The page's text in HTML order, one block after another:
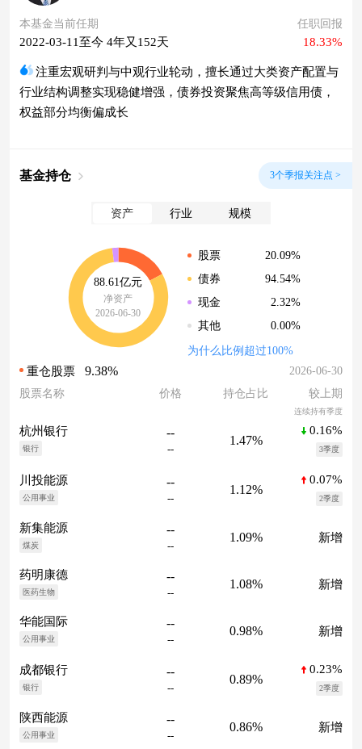
本基金当前任期
2022-03-11至今 4年又152天
任职回报
18.33%
注重宏观研判与中观行业轮动，擅长通过大类资产配置与
行业结构调整实现稳健增强，债券投资聚焦高等级信用债，
权益部分均衡偏成长
基金持仓 3个季报关注点 >
资产 行业 规模
88.61亿元
净资产
2026-06-30
股票
20.09%
债券
94.54%
现金
2.32%
其他
0.00%
为什么比例超过100%
重仓股票 9.38%
2026-06-30
股票名称
价格 持仓占比 较上期
连续持有季度
杭州银行
银行
--
--
1.47%
0.16%
3季度
川投能源
公用事业
--
--
1.12%
0.07%
2季度
新集能源
煤炭
--
--
1.09% 新增
药明康德
医药生物
--
--
1.08% 新增
华能国际
公用事业
--
--
0.98% 新增
成都银行
银行
--
--
0.89%
0.23%
2季度
陕西能源
公用事业
--
--
0.86% 新增